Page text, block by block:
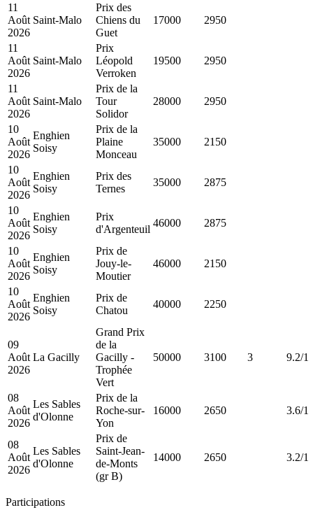
11
Août
2026
Saint-Malo
Prix des
Chiens du
Guet
17000 2950
11
Août
2026
Saint-Malo
Prix
Léopold
Verroken
19500 2950
11
Août
2026
Saint-Malo
Prix de la
Tour
Solidor
28000 2950
10
Août
2026
Enghien
Soisy
Prix de la
Plaine
Monceau
35000 2150
10
Août
2026
Enghien
Soisy
Prix des
Ternes
35000 2875
10
Août
2026
Enghien
Soisy
Prix
d'Argenteuil
46000 2875
10
Août
2026
Enghien
Soisy
Prix de
Jouy-le-
Moutier
46000 2150
10
Août
2026
Enghien
Soisy
Prix de
Chatou
40000 2250
09
Août
2026
La Gacilly
Grand Prix
de la
Gacilly -
Trophée
Vert
50000 3100 3 9.2/1
08
Août
2026
Les Sables
d'Olonne
Prix de la
Roche-sur-
Yon
16000 2650 3.6/1
08
Août
2026
Les Sables
d'Olonne
Prix de
Saint-Jean-
de-Monts
(gr B)
14000 2650 3.2/1
Participations